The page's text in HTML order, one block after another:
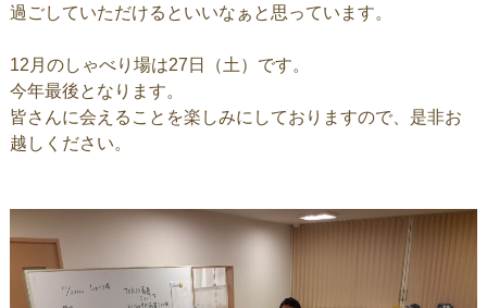
過ごしていただけるといいなぁと思っています。
12月のしゃべり場は27日（土）です。
今年最後となります。
皆さんに会えることを楽しみにしておりますので、是非お
越しください。